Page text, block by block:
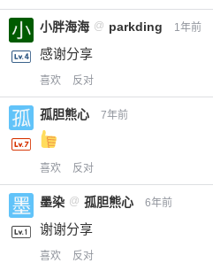
小胖海海 @ parkding 1年前
感谢分享
喜欢 反对
孤胆熊心 7年前
喜欢 反对
墨染 @ 孤胆熊心 6年前
谢谢分享
喜欢 反对